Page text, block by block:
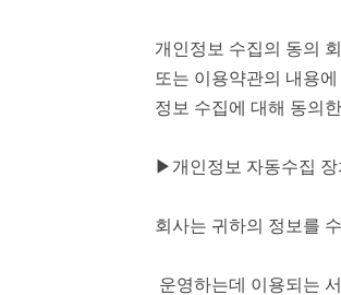
개인정보 수집의 동의
또는 이용약관의 내용
정보 수집에 대해 동의
▶개인정보 자동수집
회사는 귀하의 정보를
운영하는데 이용되는